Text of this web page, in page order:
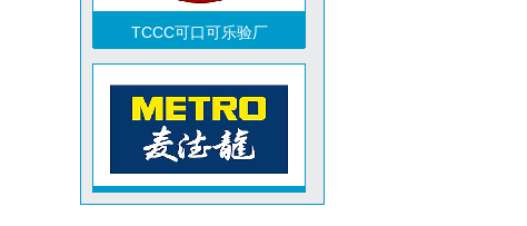
TCCC可口可乐验厂
Metro麦德龙验厂
祝贺越南达方电子科技有限责任公司2026年快速通过RBA-VAP审核并取得178分银牌
祝贺台湾JE HONG INTERNATIONAL TEXTILE CO., LTD 2026年快速通过GRS认证